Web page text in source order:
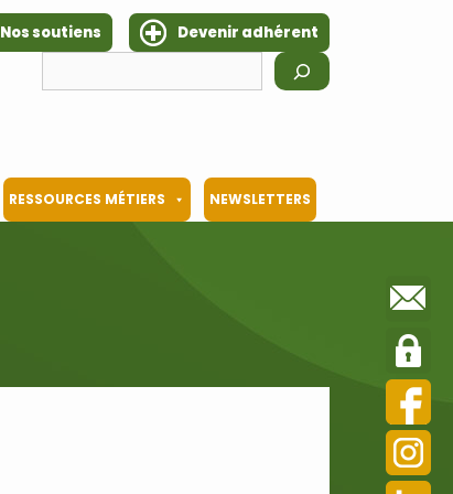
Nos soutiens
Devenir adhérent
RESSOURCES MÉTIERS NEWSLETTERS